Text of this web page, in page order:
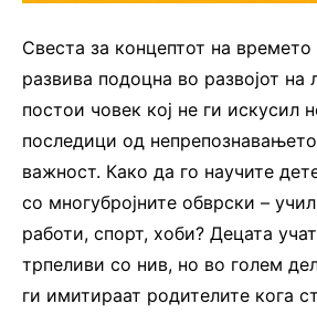
Свеста за концептот на
развива подоцна во развојот на
постои човек кој не ги искусил
последици од
важност. Како да го научите
со многубројните обврски –
работи, спорт, хоби? Децата
трпеливи со нив, но во голем
ги имитираат родителите кога